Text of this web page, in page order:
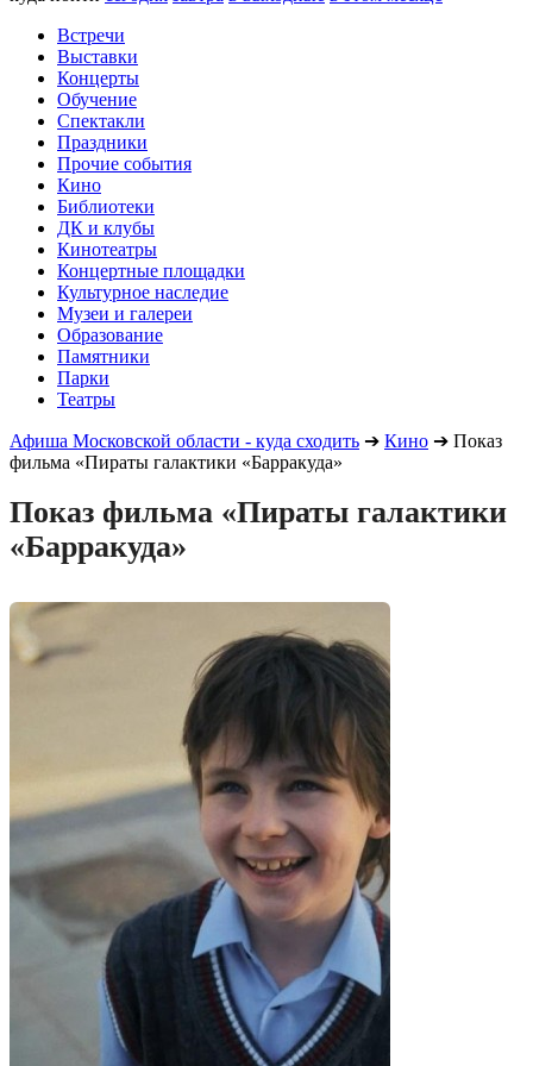
Встречи
Выставки
Концерты
Обучение
Спектакли
Праздники
Прочие события
Кино
Библиотеки
ДК и клубы
Кинотеатры
Концертные площадки
Культурное наследие
Музеи и галереи
Образование
Памятники
Парки
Театры
Афиша Московской области - куда сходить ➔ Кино ➔ Показ
фильма «Пираты галактики «Барракуда»
Показ фильма «Пираты галактики
«Барракуда»